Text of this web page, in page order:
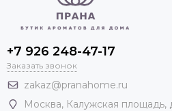
+7 926 248-47-17
Заказать звонок
zakaz@pranahome.ru
Москва, Калужская площадь,